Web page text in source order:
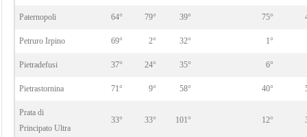
Paternopoli 64° 79° 39° 75°
Petruro Irpino 69° 2° 32° 1°
Pietradefusi 37° 24° 35° 6°
Pietrastornina 71° 9° 58° 40°
Prata di
Principato Ultra
33° 33° 101° 12°